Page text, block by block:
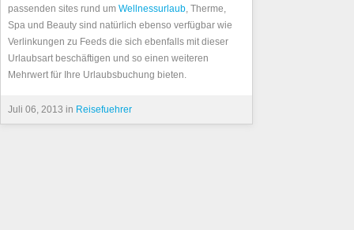
passenden sites rund um Wellnessurlaub, Therme,
Spa und Beauty sind natürlich ebenso verfügbar wie
Verlinkungen zu Feeds die sich ebenfalls mit dieser
Urlaubsart beschäftigen und so einen weiteren
Mehrwert für Ihre Urlaubsbuchung bieten.
Juli 06, 2013 in Reisefuehrer